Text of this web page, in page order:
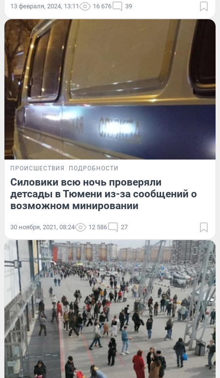
13 февраля, 2024, 13:11 16 676 39
ПРОИСШЕСТВИЯ ПОДРОБНОСТИ
Силовики всю ночь проверяли
детсады в Тюмени из-за сообщений о
возможном минировании
30 ноября, 2021, 08:24 12 586 27